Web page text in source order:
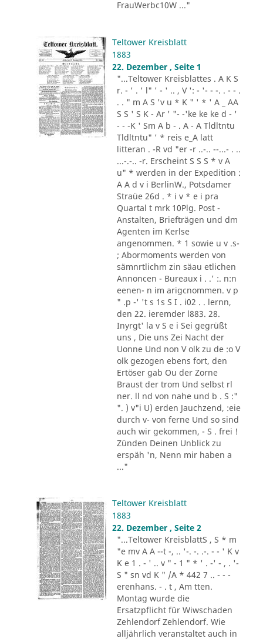
FrauWerbc10W ..."
Teltower Kreisblatt
1883
22. Dezember , Seite 1
"...Teltower Kreisblattes . A K S
r. - ' . ' l" ' - ' .. , V ': - '- - -. . - - .
. . " m A S 'v u * K " ' * ' A _ AA
S S ' S K - Ar ' "- -'ke ke ke d - '
- - -K ' Sm A b - . A - A Tldltntu
Tldltntu" ' * reis e_A latt
litteran . -R vd "er -r ..-.. --...- . ..
...-.-.. -r. Erscheint S S S * v A
u" * werden in der Expedition :
A A d v i BerlinW., Potsdamer
Straüe 26d . * i v * e i pra
Quartal t mrk 10Plg. Post -
Anstalten, Briefträgen und dm
Agenten im Kerlse
angenommen. * 1 sowie u v .s-
; Abormoments werden von
sämnrtlichm zin säau etlichen
Annoncen - Bureaux i . .' :. n:n
eenen- n im arigcnommen. v p
" .p -' 't s 1s S I . i02 . . lernn,
den 22. ieremder l883. 28.
Inyrgt' la v S e i Sei gegrüßt
uns , Die uns Zei Nacht der
Uonne Und non V olk zu de :o V
olk gezogen ebens fort, den
Ertöser gab Ou der Zorne
Braust der trom Und selbst rl
ner. ll nd von nahe und b . S :"
". ) v"i U) erden Jauchzend, :eie
durch v- von ferne Und so sind
auch wir gekommen, - S . frei !
Zünden Deinen Unblick zu
erspäh 'n, Nenn mir haben a
..."
Teltower Kreisblatt
1883
22. Dezember , Seite 2
"...Teltower KreisblattS , S * m
"e mv A A --t -, .. '-. -. .-. - - ' K v
K e 1 . - ' .. v " - 1 " * ' . -' - , . '-
S " sn vd K " /A * 442 7 .. - - -
erenhans. - . t , Am tten.
Montag wurde die
Ersatzpflicht für Wiwschaden
Zehlendorf Zehlendorf. Wie
alljährlich veranstaltet auch in